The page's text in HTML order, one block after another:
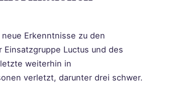
Erkenntnisse zu den
Luctus und des
weiterhin in
verletzt, darunter drei schwer.